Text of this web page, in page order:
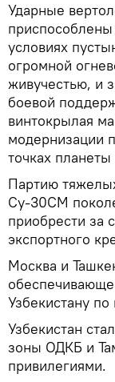
Ударные
приспособлены
условиях
огромной
живучестью, и
боевой
винтокрылая
модернизации
точках
Партию
Су-30СМ
приобрести за
экспортного
Москва и
Узбекистану
Узбекистан
зоны ОДКБ и
привилегиями.